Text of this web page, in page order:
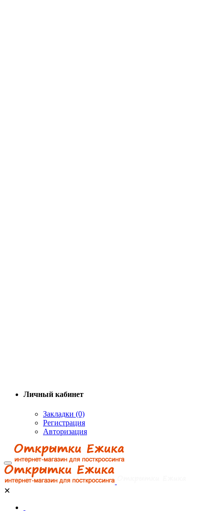
Личный кабинет
Закладки (0)
Регистрация
Авторизация
✕